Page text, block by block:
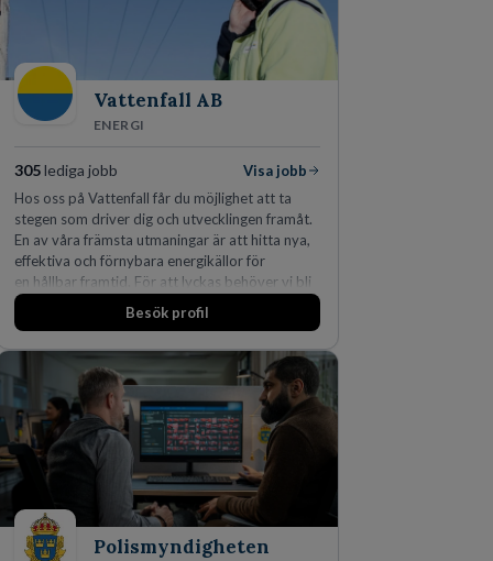
Vattenfall AB
ENERGI
305lediga jobb
Visa jobb
Hos oss på Vattenfall får du möjlighet att ta
stegen som driver dig och utvecklingen framåt.
En av våra främsta utmaningar är att hitta nya,
effektiva och förnybara energikällor för
en hållbar framtid. För att lyckas behöver vi bli
fler medarbetare som vill göra skillnad.
Besök profil
Polismyndigheten